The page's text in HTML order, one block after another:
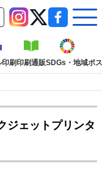
刷印刷通販SDGs・地域ポ
ジェットプリンタ